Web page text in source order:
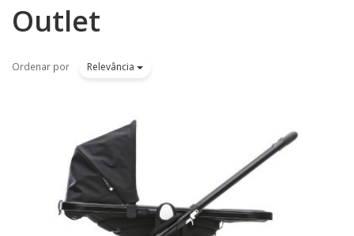
Outlet
Ordenar por Relevância